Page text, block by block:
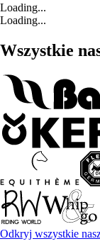
Loading...
Loading...
Wszystkie
Odkryj wszystkie